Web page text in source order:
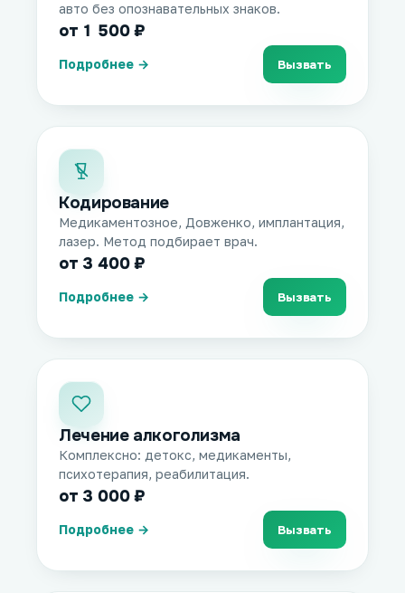
авто без опознавательных знаков.
от 1 500 ₽
Подробнее → Вызвать
Кодирование
Медикаментозное, Довженко, имплантация,
лазер. Метод подбирает врач.
от 3 400 ₽
Подробнее → Вызвать
Лечение алкоголизма
Комплексно: детокс, медикаменты,
психотерапия, реабилитация.
от 3 000 ₽
Подробнее → Вызвать